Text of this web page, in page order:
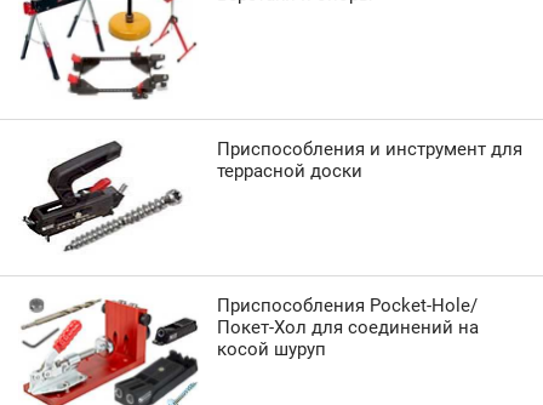
Приспособления и инструмент для
террасной доски
Приспособления Pocket-Hole/
Покет-Хол для соединений на
косой шуруп